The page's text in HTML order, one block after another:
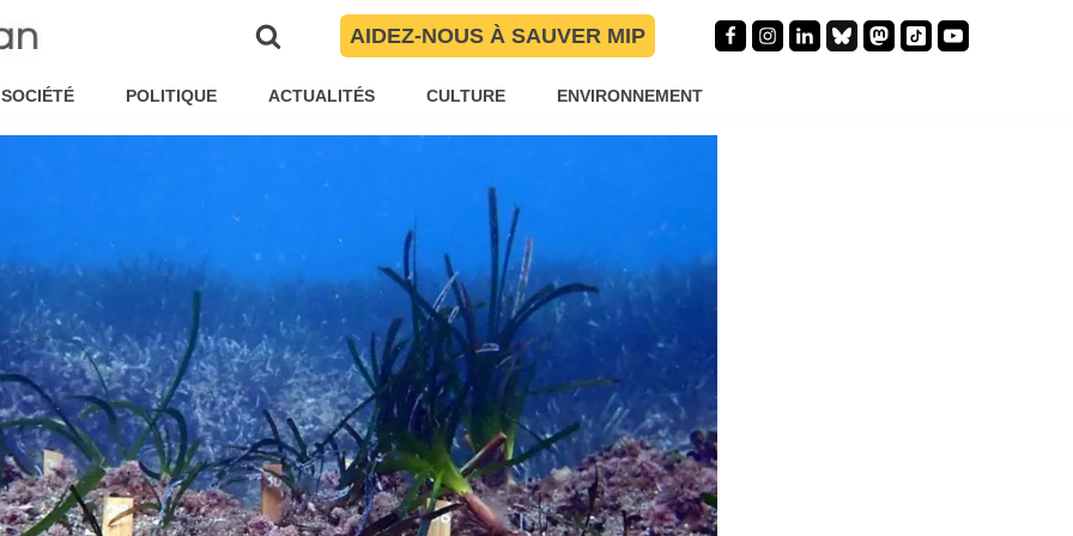
AIDEZ-NOUS À SAUVER MIP
SOCIÉTÉ POLITIQUE ACTUALITÉS CULTURE ENVIRONNEMENT
via ACN Catalogne,En Català